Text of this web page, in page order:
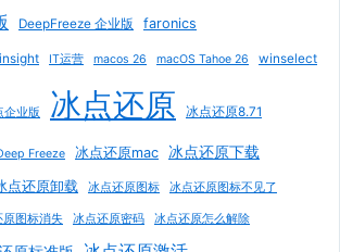
DeepFreeze 企业版 faronics
insight IT运营 macos 26 macOS Tahoe 26 winselect
企业版 冰点还原 冰点还原8.71
Freeze 冰点还原mac 冰点还原下载
点还原卸载 冰点还原图标 冰点还原图标不见了
原图标消失 冰点还原密码 冰点还原怎么解除